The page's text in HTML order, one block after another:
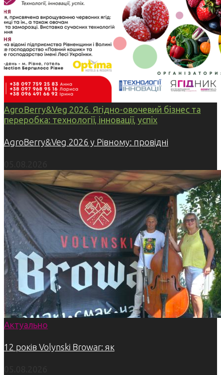
AgroBerry&Veg 2026. Ягідно-овочевий бізнес та
переробка: технології, інновації, успіх
AgroBerry&Veg 2026 у Рівному: провідні
Актуально
12 років Volynski Browar: як